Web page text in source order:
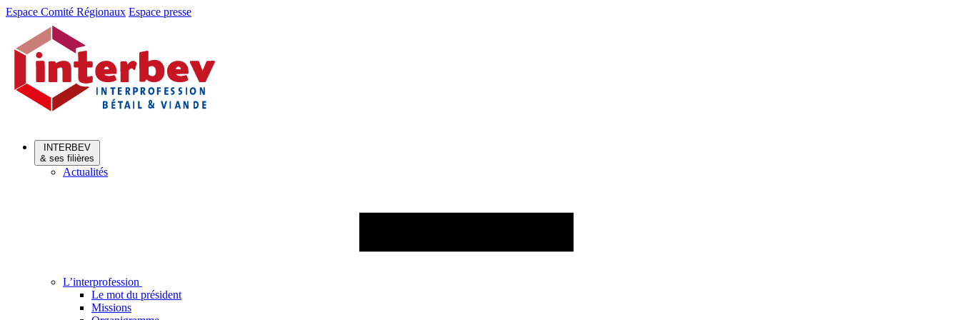
Aller
Aller
contenu
Espace Comité Régionaux Espace presse
INTERBEV
& ses filières
Actualités
L’interprofession
Le mot du président
Missions